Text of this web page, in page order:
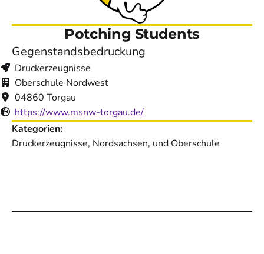
Potching Students
Gegenstandsbedruckung
Druckerzeugnisse
Oberschule Nordwest
04860 Torgau
https://www.msnw-torgau.de/
Kategorien:
Druckerzeugnisse, Nordsachsen, und Oberschule